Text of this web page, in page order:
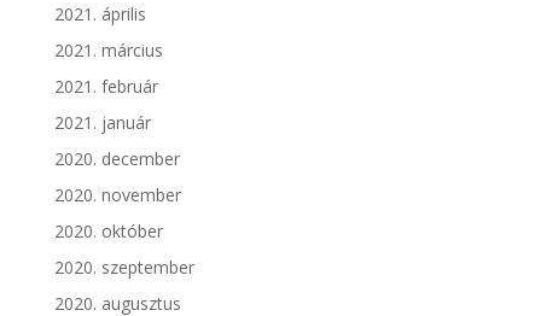
2021. április
2021. március
2021. február
2021. január
2020. december
2020. november
2020. október
2020. szeptember
2020. augusztus